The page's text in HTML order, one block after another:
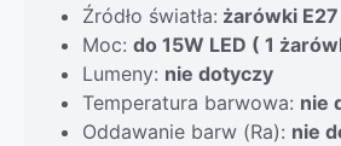
Źródło światła: żarówki E27
Moc: do 15W LED ( 1
Lumeny: nie dotyczy
Temperatura barwowa: nie
Oddawanie barw (Ra): nie